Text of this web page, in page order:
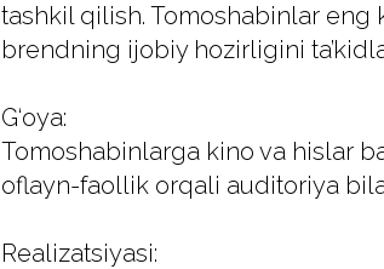
tashkil qilish. Tomoshabinlar eng
brendning ijobiy hozirligini
G‘oya:
Tomoshabinlarga kino va hislar
oflayn-faollik orqali auditoriya
Realizatsiyasi: